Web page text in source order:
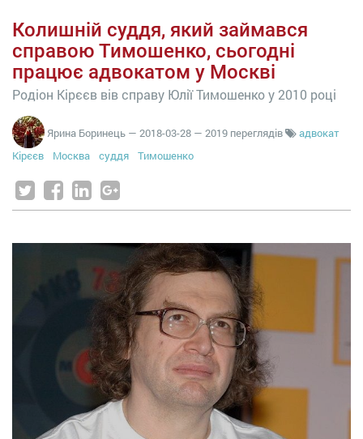
Колишній суддя, який займався
справою Тимошенко, сьогодні
працює адвокатом у Москві
Родіон Кірєєв вів справу Юлії Тимошенко у 2010 році
Ярина Боринець — 2018-03-28 — 2019 переглядів
адвокат
Кірєєв
Москва суддя Тимошенко